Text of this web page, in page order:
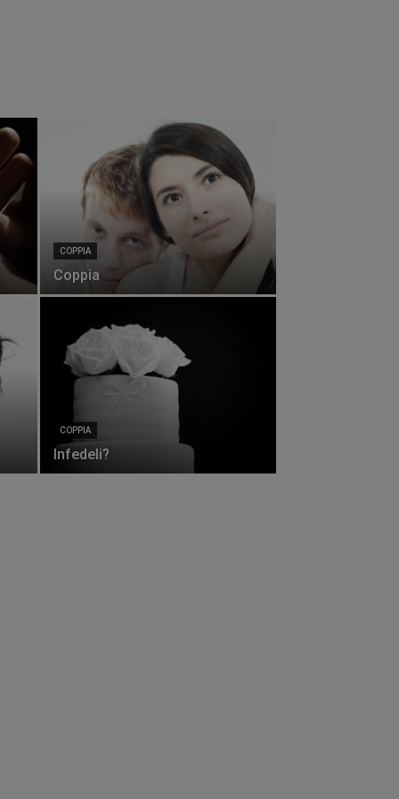
COPPIA
Coppia
COPPIA
Infedeli?